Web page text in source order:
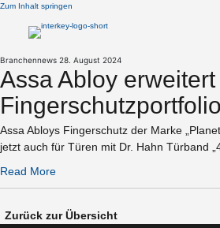
Zum Inhalt springen
Branchennews 28. August 2024
Assa Abloy erweitert
Fingerschutzportfolio
Assa Abloys Fingerschutz der Marke
jetzt auch für Türen mit Dr. Hahn Türband
Read More
Zurück zur Übersicht